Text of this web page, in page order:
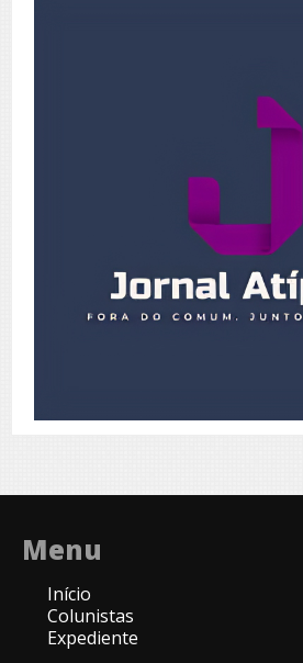
Menu
Início
Colunistas
Expediente